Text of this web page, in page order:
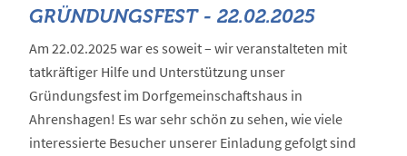
GRÜNDUNGSFEST - 22.02.2025
Am 22.02.2025 war es soweit – wir veranstalteten mit
tatkräftiger Hilfe und Unterstützung unser
Gründungsfest im Dorfgemeinschaftshaus in
Ahrenshagen! Es war sehr schön zu sehen, wie viele
interessierte Besucher unserer Einladung gefolgt sind